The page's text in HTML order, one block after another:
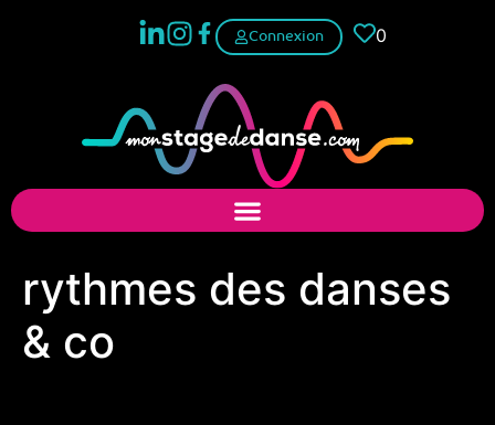
Connexion 0
rythmes des danses
& co